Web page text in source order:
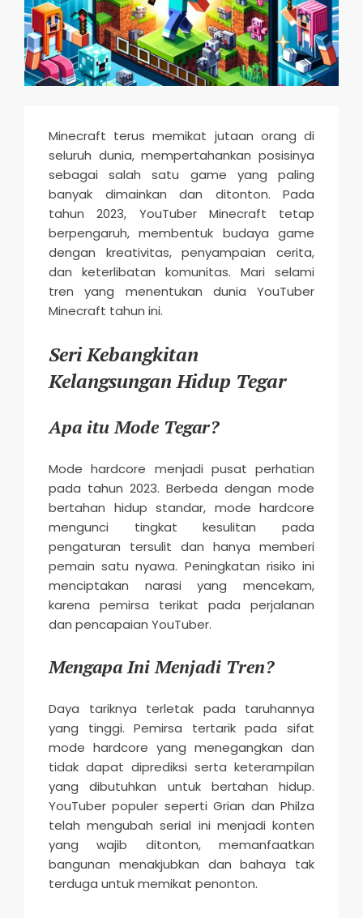
n
d
M
Minecraft terus memikat jutaan orang di
seluruh dunia, mempertahankan posisinya
sebagai salah satu game yang paling
banyak dimainkan dan ditonton. Pada
tahun 2023, YouTuber Minecraft tetap
berpengaruh, membentuk budaya game
dengan kreativitas, penyampaian cerita,
dan keterlibatan komunitas. Mari selami
tren yang menentukan dunia YouTuber
Minecraft tahun ini.
Seri Kebangkitan
Kelangsungan Hidup Tegar
Apa itu Mode Tegar?
Mode hardcore menjadi pusat perhatian
pada tahun 2023. Berbeda dengan mode
bertahan hidup standar, mode hardcore
mengunci tingkat kesulitan pada
pengaturan tersulit dan hanya memberi
pemain satu nyawa. Peningkatan risiko ini
menciptakan narasi yang mencekam,
karena pemirsa terikat pada perjalanan
dan pencapaian YouTuber.
Mengapa Ini Menjadi Tren?
Daya tariknya terletak pada taruhannya
yang tinggi. Pemirsa tertarik pada sifat
mode hardcore yang menegangkan dan
tidak dapat diprediksi serta keterampilan
yang dibutuhkan untuk bertahan hidup.
YouTuber populer seperti Grian dan Philza
telah mengubah serial ini menjadi konten
yang wajib ditonton, memanfaatkan
bangunan menakjubkan dan bahaya tak
terduga untuk memikat penonton.